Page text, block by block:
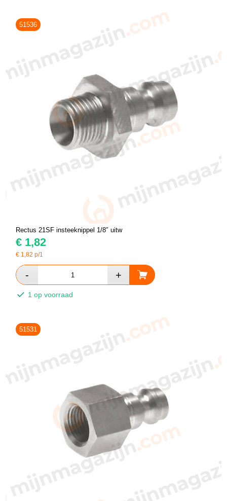
51536
Rectus 21SF insteeknippel 1/8″ uitw
€ 1,82
€ 1,82 p/1
1 op voorraad
51531